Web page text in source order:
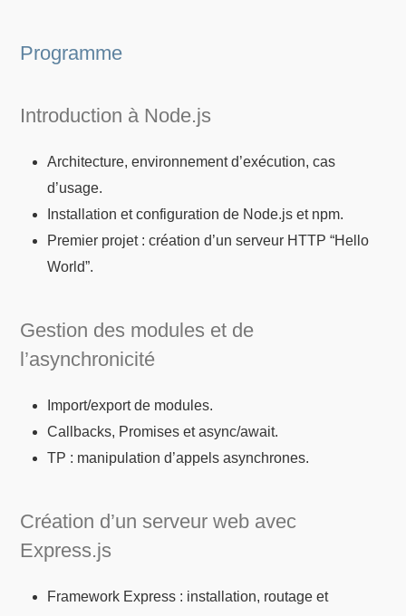
Programme
Introduction à Node.js
Architecture, environnement d’exécution, cas
d’usage.
Installation et configuration de Node.js et npm.
Premier projet : création d’un serveur HTTP “Hello
World”.
Gestion des modules et de
l’asynchronicité
Import/export de modules.
Callbacks, Promises et async/await.
TP : manipulation d’appels asynchrones.
Création d’un serveur web avec
Express.js
Framework Express : installation, routage et